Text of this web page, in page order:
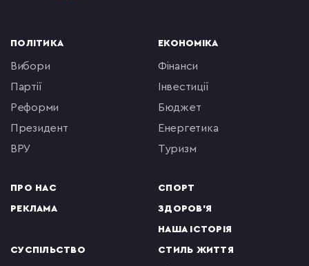
ПОЛІТИКА
вибори
партії
реформи
президент
ВРУ
ПРО НАС
РЕКЛАМА
ЕКОНОМІКА
фінанси
інвестиції
бюджет
енергетика
туризм
СПОРТ
ЗДОРОВ'Я
НАША ІСТОРІЯ
СУСПІЛЬСТВО СТИЛЬ ЖИТТЯ